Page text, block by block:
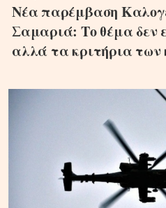
Νέα παρέμβαση
Σαμαριά: Το θέμα δεν
αλλά τα κριτήρια των